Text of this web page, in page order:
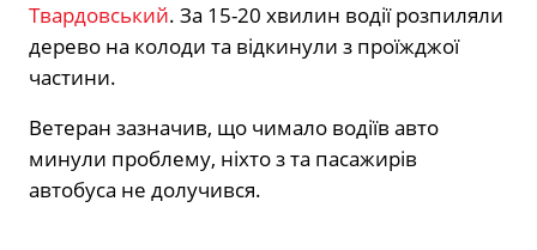
Твардовський. За 15-20 хвилин водії розпиляли
дерево на колоди та відкинули з проїжджої
частини.
Ветеран зазначив, що чимало водіїв авто
минули проблему, ніхто з та пасажирів
автобуса не долучився.